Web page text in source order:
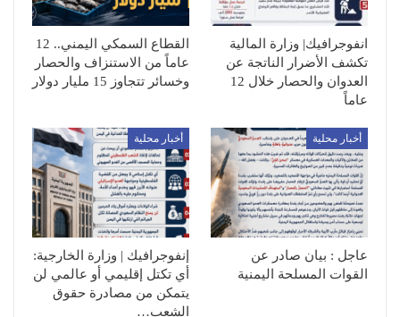
انفوجرافيك| وزارة المالية
تكشف الأضرار الناتجة عن
العدوان والحصار خلال 12
عاماً
القطاع السمكي اليمني.. 12
عاماً من الاستنزاف والحصار
وخسائر تتجاوز 15 مليار دولار
أخبار محلية
عاجل : بيان صادر عن
القوات المسلحة اليمنية
أخبار محلية
إنفوجرافيك | وزارة الخارجية:
أي تكتل إقليمي أو عالمي لن
يتمكن من مصادرة حقوق
الشعب…